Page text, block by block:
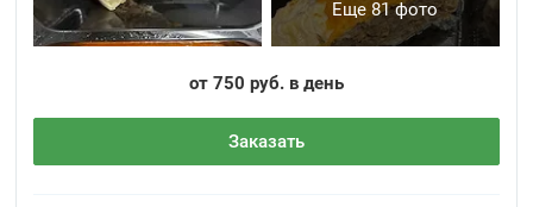
Еще 81 фото
от 750 руб. в день
Заказать